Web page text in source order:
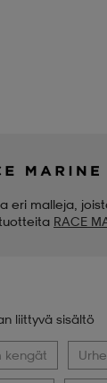
eri malleja,
RACE
liittyvä sisältö
kengät